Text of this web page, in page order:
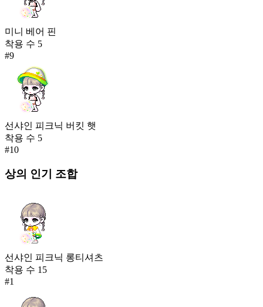
미니 베어 핀
착용 수 5
#9
선샤인 피크닉 버킷 햇
착용 수 5
#10
상의 인기 조합
선샤인 피크닉 롱티셔츠
착용 수 15
#1